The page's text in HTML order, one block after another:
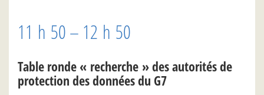
11 h 50 – 12 h 50
Table ronde « recherche » des autorités de
protection des données du G7